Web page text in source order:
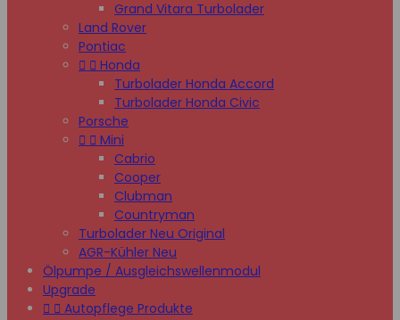
Grand Vitara Turbolader
Land Rover
Pontiac
  Honda
Turbolader Honda Accord
Turbolader Honda Civic
Porsche
  Mini
Cabrio
Cooper
Clubman
Countryman
Turbolader Neu Original
AGR-Kühler Neu
Ölpumpe / Ausgleichswellenmodul
Upgrade
  Autopflege Produkte